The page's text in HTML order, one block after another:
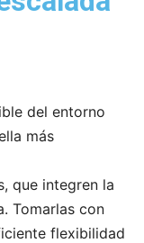
del entorno
más
que integren la
Tomarlas con
flexibilidad